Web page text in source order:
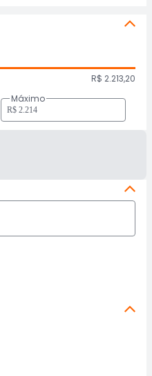
R$ 2.213,20
Máximo